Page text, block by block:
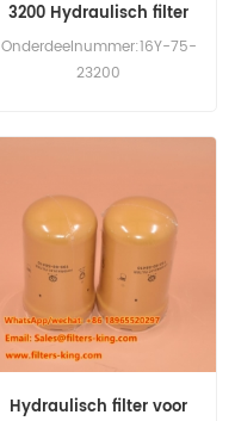
3200 Hydraulisch filter
voor SD16
Onderdeelnummer:16Y-75-
23200
Compatibiliteit:Shantui
SD16 SD22 SD32 SD32 TY220
TY230 TY320.
Hydraulisch filter voor